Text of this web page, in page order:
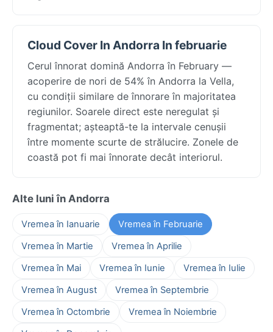
Cloud Cover In Andorra In februarie
Cerul înnorat domină Andorra în February —
acoperire de nori de 54% în Andorra la Vella,
cu condiții similare de înnorare în majoritatea
regiunilor. Soarele direct este neregulat și
fragmentat; așteaptă-te la intervale cenușii
între momente scurte de strălucire. Zonele de
coastă pot fi mai înnorate decât interiorul.
Alte luni în Andorra
Vremea în Ianuarie
Vremea în Februarie
Vremea în Martie
Vremea în Aprilie
Vremea în Mai
Vremea în Iunie
Vremea în Iulie
Vremea în August
Vremea în Septembrie
Vremea în Octombrie
Vremea în Noiembrie